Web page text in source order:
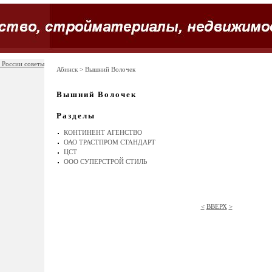
советы
Абинск> Вышний Волочек
Вышний Волочек
Разделы
КОНТИНЕНТ АГЕНСТВО
ОАО ТРАСТПРОМ СТАНДАРТ
ЦСТ
ООО СУПЕРСТРОЙ СТИЛЬ
< ВВЕРХ >